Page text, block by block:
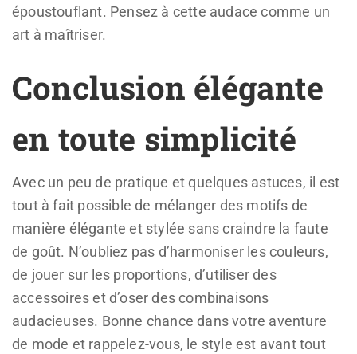
époustouflant. Pensez à cette audace comme un
art à maîtriser.
Conclusion élégante
en toute simplicité
Avec un peu de pratique et quelques astuces, il est
tout à fait possible de mélanger des motifs de
manière élégante et stylée sans craindre la faute
de goût. N’oubliez pas d’harmoniser les couleurs,
de jouer sur les proportions, d’utiliser des
accessoires et d’oser des combinaisons
audacieuses. Bonne chance dans votre aventure
de mode et rappelez-vous, le style est avant tout